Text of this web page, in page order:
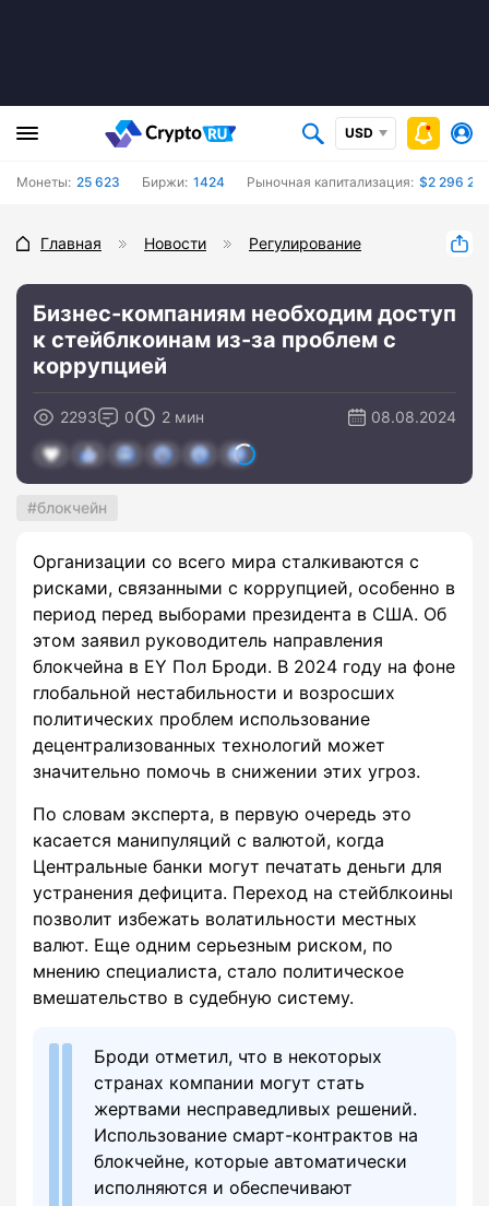
USD
Монеты: 25 623 Биржи: 1424 Рыночная капитализация: $2 296
Главная Новости Регулирование
Бизнес-компаниям необходим доступ
к стейблкоинам из-за проблем с
коррупцией
2293 0 2 мин 08.08.2024
блокчейн
Организации со всего мира сталкиваются с
рисками, связанными с коррупцией, особенно в
период перед выборами президента в США. Об
этом заявил руководитель направления
блокчейна в EY Пол Броди. В 2024 году на фоне
глобальной нестабильности и возросших
политических проблем использование
децентрализованных технологий может
значительно помочь в снижении этих угроз.
По словам эксперта, в первую очередь это
касается манипуляций с валютой, когда
Центральные банки могут печатать деньги для
устранения дефицита. Переход на стейблкоины
позволит избежать волатильности местных
валют. Еще одним серьезным риском, по
мнению специалиста, стало политическое
вмешательство в судебную систему.
Броди отметил, что в некоторых
странах компании могут стать
жертвами несправедливых решений.
Использование смарт-контрактов на
блокчейне, которые автоматически
исполняются и обеспечивают